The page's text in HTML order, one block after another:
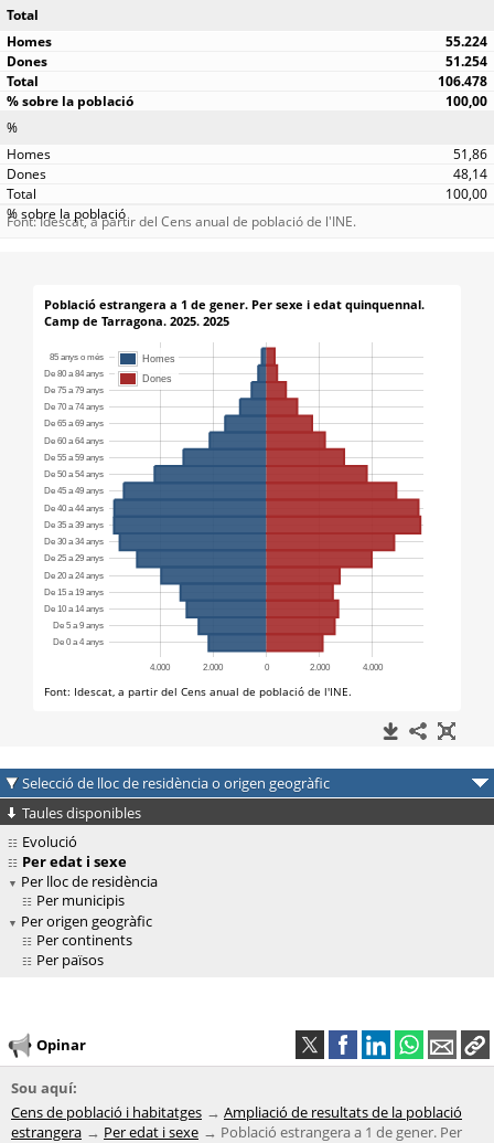
Total
55.224
51.254
106.478
100,00
%
51,86
48,14
100,00
Font: Idescat, a partir del Cens anual de població de l'INE.
Selecció de lloc de residència o origen geogràfic
Taules disponibles
Evolució
Per edat i sexe
Per lloc de residència
Per municipis
Per origen geogràfic
Per continents
Per països
Opinar
Sou aquí:
Cens de població i habitatges
Ampliació de resultats de la població
estrangera
Per edat i sexe
Població estrangera a 1 de gener. Per